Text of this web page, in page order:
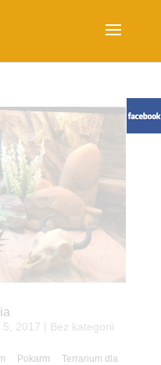
5, 2017 | Bez kategorii
Pokarm Terrarium dla